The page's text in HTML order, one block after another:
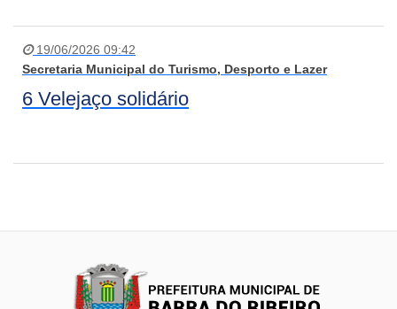
19/06/2026 09:42
Secretaria Municipal do Turismo, Desporto e Lazer
6 Velejaço solidário